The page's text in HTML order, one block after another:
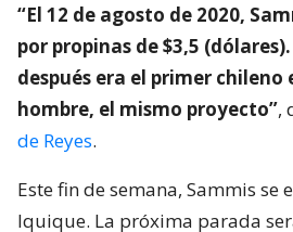
“El 12 de agosto de 2020,
por propinas de $3,5
después era el primer chileno
hombre, el mismo proyecto”,
de Reyes.
Este fin de semana, Sammis se
Iquique. La próxima parada